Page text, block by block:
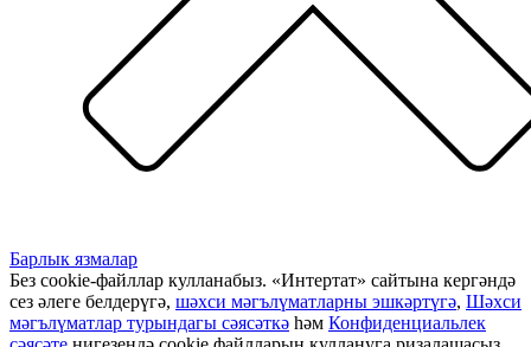
Барлык язмалар
Без cookie-файллар кулланабыз. «Интертат» сайтына кергәндә
сез әлеге белдерүгә, шәхси мәгълүматларны эшкәртүгә, Шәхси
мәгълүматлар турындагы сәясәткә һәм Конфиденциальлек